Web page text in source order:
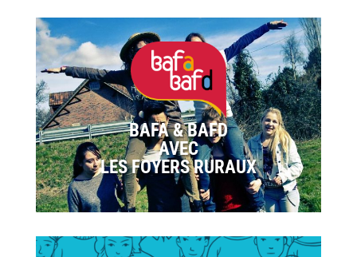
BAFA & BAFD
AVEC
LES FOYERS RURAUX